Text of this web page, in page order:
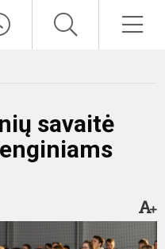
savaitė